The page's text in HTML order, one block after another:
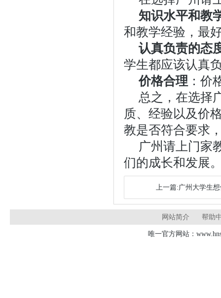
知识水平和教
和教学经验，最
认真负责的态
学生都应该认真
价格合理 ：价
总之，在选择
质、经验以及价
教是否符合要求
广州请上门家
们的成长和发展
上一篇:广州大学生
网站简介 帮助
唯一官方网站：